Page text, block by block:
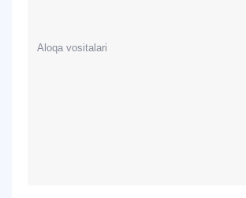
Aloqa vositalari